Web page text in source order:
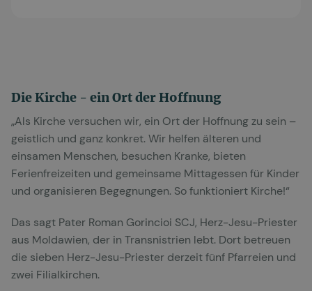
Die Kirche - ein Ort der Hoffnung
„Als Kirche versuchen wir, ein Ort der Hoffnung zu sein –
geistlich und ganz konkret. Wir helfen älteren und
einsamen Menschen, besuchen Kranke, bieten
Ferienfreizeiten und gemeinsame Mittagessen für Kinder
und organisieren Begegnungen. So funktioniert Kirche!“
Das sagt Pater Roman Gorincioi SCJ, Herz-Jesu-Priester
aus Moldawien, der in Transnistrien lebt. Dort betreuen
die sieben Herz-Jesu-Priester derzeit fünf Pfarreien und
zwei Filialkirchen.